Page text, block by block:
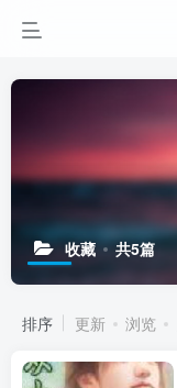
收藏 共5篇
排序 更新 浏览